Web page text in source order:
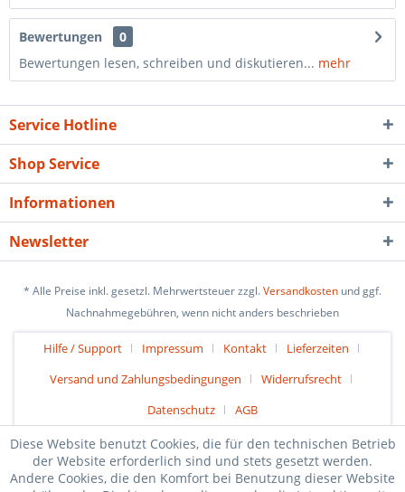
Bewertungen
0
Bewertungen lesen, schreiben und diskutieren... mehr
Service Hotline
Shop Service
Informationen
Newsletter
* Alle Preise inkl. gesetzl. Mehrwertsteuer zzgl.Versandkosten und ggf.
Nachnahmegebühren, wenn nicht anders beschrieben
Hilfe / Support Impressum Kontakt
Lieferzeiten
Versand und Zahlungsbedingungen
Widerrufsrecht
Datenschutz
AGB
Diese Website benutzt Cookies, die für den technischen Betrieb
der Website erforderlich sind und stets gesetzt werden.
Andere Cookies, die den Komfort bei Benutzung dieser Website